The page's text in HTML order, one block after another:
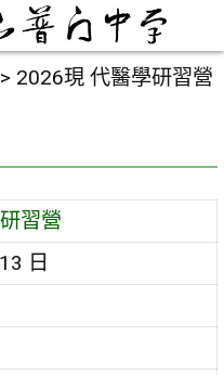
> 2026現 代醫學研習營
習營
日